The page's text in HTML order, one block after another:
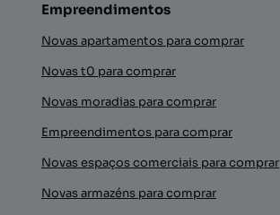
Empreendimentos
Novas apartamentos para comprar
Novas t0 para comprar
Novas moradias para comprar
Empreendimentos para comprar
Novas espaços comerciais para comprar
Novas armazéns para comprar